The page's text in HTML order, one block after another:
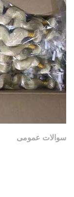
سوالات عمومی